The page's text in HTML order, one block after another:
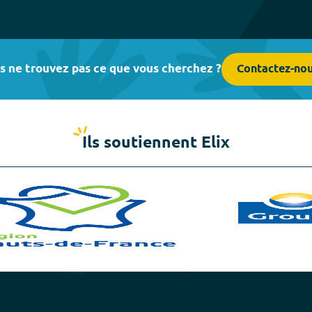
ne trouvez pas ce que vous cherchez ? Contactez-
Ils soutiennent Elix